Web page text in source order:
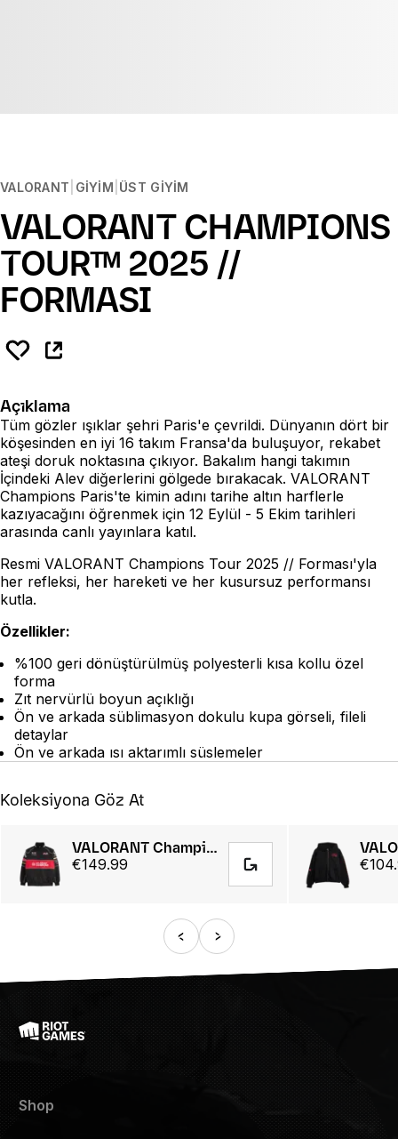
VALORANT GIYIM ÜST GIYIM
VALORANT CHAMPIONS
TOURᵀᴹ 2025 //
FORMASI
Açıklama
Tüm gözler ışıklar şehri Paris'e çevrildi. Dünyanın dört bir
köşesinden en iyi 16 takım Fransa'da buluşuyor, rekabet
ateşi doruk noktasına çıkıyor. Bakalım hangi takımın
İçindeki Alev diğerlerini gölgede bırakacak. VALORANT
Champions Paris'te kimin adını tarihe altın harflerle
kazıyacağını öğrenmek için 12 Eylül - 5 Ekim tarihleri
arasında canlı yayınlara katıl.
Resmi VALORANT Champions Tour 2025 // Forması'yla
her refleksi, her hareketi ve her kusursuz performansı
kutla.
Özellikler:
%100 geri dönüştürülmüş polyesterli kısa kollu özel
forma
Zıt nervürlü boyun açıklığı
Ön ve arkada süblimasyon dokulu kupa görseli, fileli
detaylar
Ön ve arkada ısı aktarımlı süslemeler
Koleksiyona Göz At
VALORANT Champions Tourᵀᴹ 2025 // Racing Jacket
€149.99
Shop